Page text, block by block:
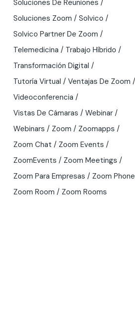
Soluciones De Reuniones
Soluciones Zoom
Solvico
Solvico Partner De Zoom
Telemedicina
Trabajo Híbrido
Transformación Digital
Tutoría Virtual
Ventajas De Zoom
Videoconferencia
Vistas De Cámaras
Webinar
Webinars
Zoom
Zoomapps
Zoom Chat
Zoom Events
ZoomEvents
Zoom Meetings
Zoom Para Empresas
Zoom Phone
Zoom Room
Zoom Rooms